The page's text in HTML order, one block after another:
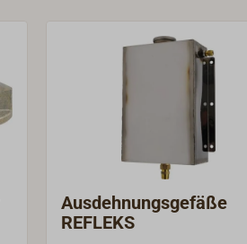
Ausdehnungsgefäße
REFLEKS